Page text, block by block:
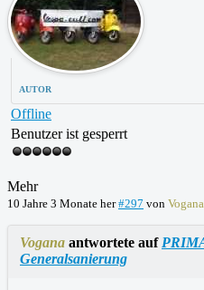
AUTOR
Offline
Benutzer ist gesperrt
Mehr
10 Jahre 3 Monate her #297 von Vogana
Vogana antwortete auf
Generalsanierung